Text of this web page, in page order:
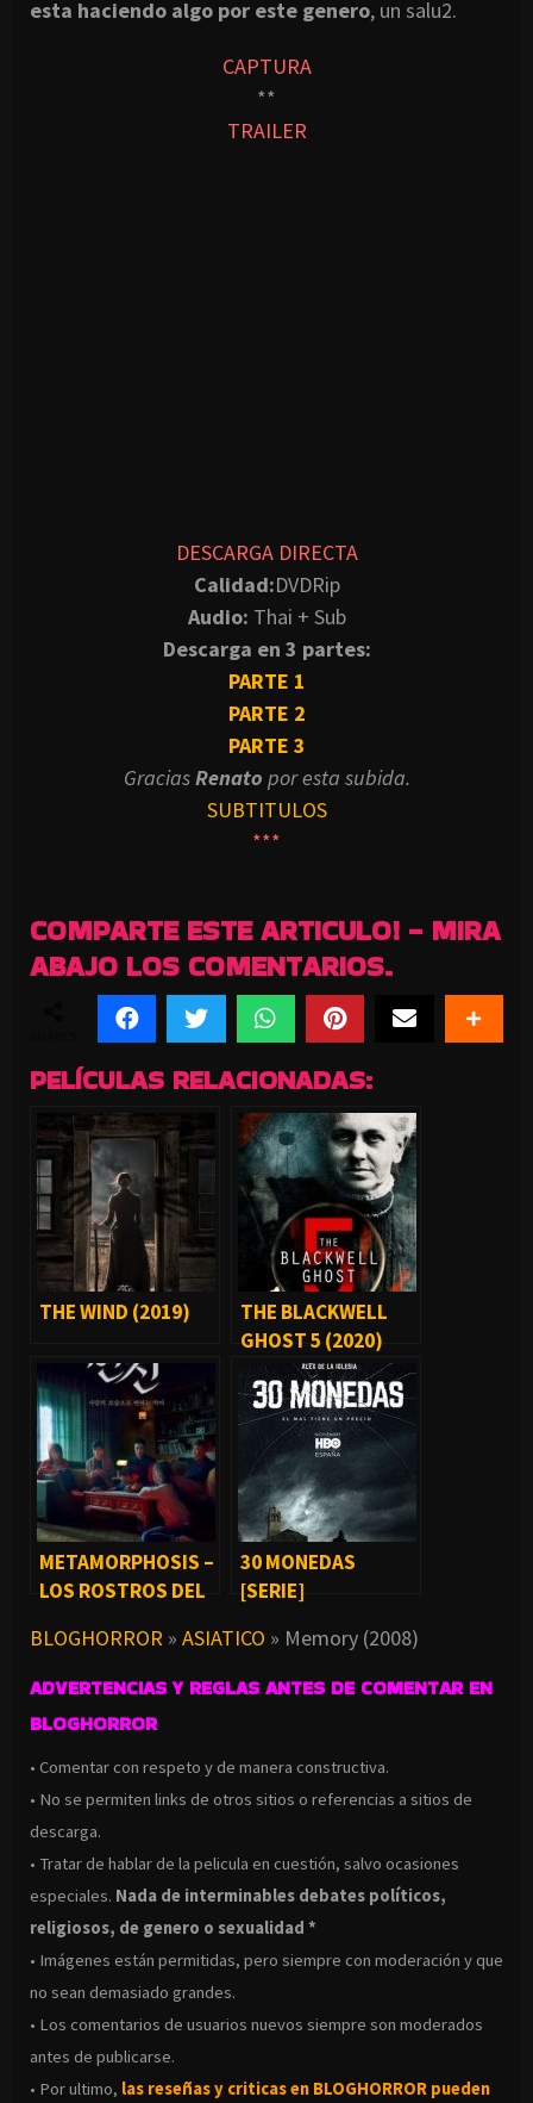
esta haciendo algo por este genero, un salu2.
CAPTURA
**
TRAILER
DESCARGA DIRECTA
Calidad:DVDRip
Audio: Thai + Sub
Descarga en 3 partes:
PARTE 1
PARTE 2
PARTE 3
GraciasRenato por esta subida.
SUBTITULOS
***
COMPARTE ESTE ARTICULO! - MIRA
ABAJO LOS COMENTARIOS.
PELÍCULAS RELACIONADAS:
THE WIND (2019)
THE BLACKWELL
GHOST 5 (2020)
METAMORPHOSIS –
LOS ROSTROS DEL
30 MONEDAS
[SERIE]
BLOGHORROR » ASIATICO » Memory (2008)
ADVERTENCIAS Y REGLAS ANTES DE COMENTAR EN
BLOGHORROR
• Comentar con respeto y de manera constructiva.
• No se permiten links de otros sitios o referencias a sitios de
descarga.
• Tratar de hablar de la pelicula en cuestión, salvo ocasiones
especiales. Nada de interminables debates políticos,
religiosos, de genero o sexualidad *
• Imágenes están permitidas, pero siempre con moderación y que
no sean demasiado grandes.
• Los comentarios de usuarios nuevos siempre son moderados
antes de publicarse.
• Por ultimo, las reseñas y criticas en BLOGHORROR pueden